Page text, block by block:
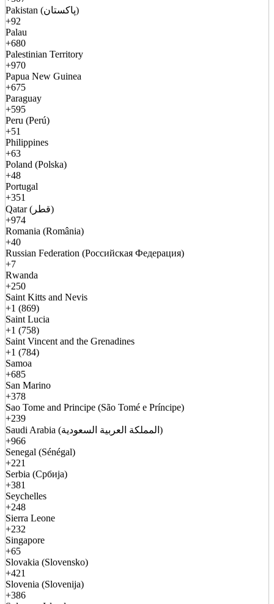
Pakistan (پاکستان)
+92
Palau
+680
Palestinian Territory
+970
Papua New Guinea
+675
Paraguay
+595
Peru (Perú)
+51
Philippines
+63
Poland (Polska)
+48
Portugal
+351
Qatar (قطر)
+974
Romania (România)
+40
Russian Federation (Российская Федерация)
+7
Rwanda
+250
Saint Kitts and Nevis
+1 (869)
Saint Lucia
+1 (758)
Saint Vincent and the Grenadines
+1 (784)
Samoa
+685
San Marino
+378
Sao Tome and Principe (São Tomé e Príncipe)
+239
Saudi Arabia (المملكة العربية السعودية)
+966
Senegal (Sénégal)
+221
Serbia (Србија)
+381
Seychelles
+248
Sierra Leone
+232
Singapore
+65
Slovakia (Slovensko)
+421
Slovenia (Slovenija)
+386